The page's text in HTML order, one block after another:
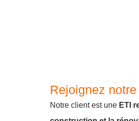
Rejoignez
Notre client est une ETI